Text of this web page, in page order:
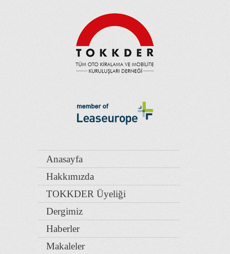
Anasayfa
Hakkımızda
TOKKDER Üyeliği
Dergimiz
Haberler
Makaleler